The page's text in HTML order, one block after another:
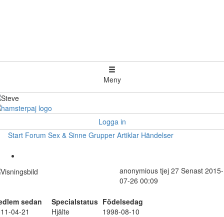
Meny
Logga in
Start Forum Sex & Sinne Grupper Artiklar Händelser
anonymious tjej 27 Senast 2015-
07-26 00:09
sedan Specialstatus Födelsedag
04-21
Hjälte 1998-08-10